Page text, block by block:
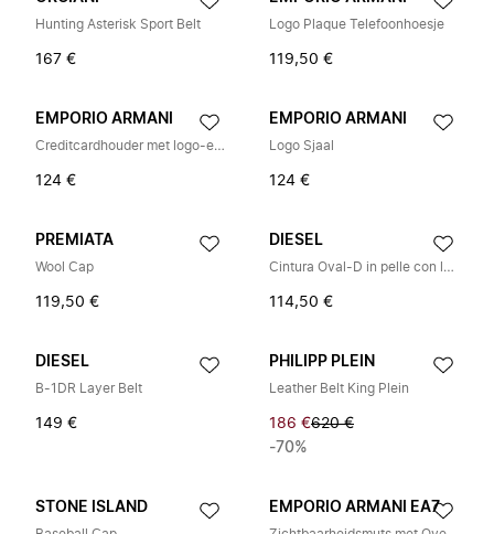
Hunting Asterisk Sport Belt
167 €
Logo Plaque Telefoonhoesje
119,50 €
EMPORIO ARMANI
Creditcardhouder met logo-embleem
124 €
EMPORIO ARMANI
Logo Sjaal
124 €
PREMIATA
Wool Cap
119,50 €
DIESEL
Cintura Oval-D in pelle con logo
114,50 €
DIESEL
B-1DR Layer Belt
149 €
PHILIPP PLEIN
Leather Belt King Plein
186 €620 €
-70%
STONE ISLAND EMPORIO ARMANI EA7